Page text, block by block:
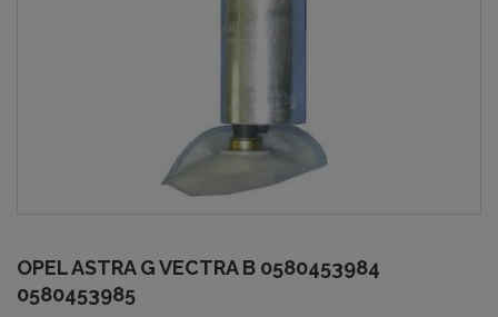
OPEL ASTRA G VECTRA B 0580453984
0580453985